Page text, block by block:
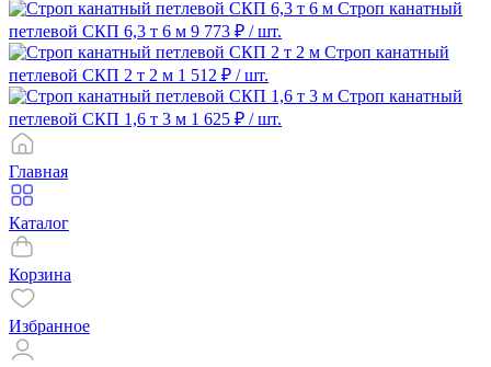
Строп канатный
петлевой СКП 6,3 т 6 м 9 773 ₽ / шт.
Строп канатный
петлевой СКП 2 т 2 м 1 512 ₽ / шт.
Строп канатный
петлевой СКП 1,6 т 3 м 1 625 ₽ / шт.
Главная
Каталог
Корзина
Избранное